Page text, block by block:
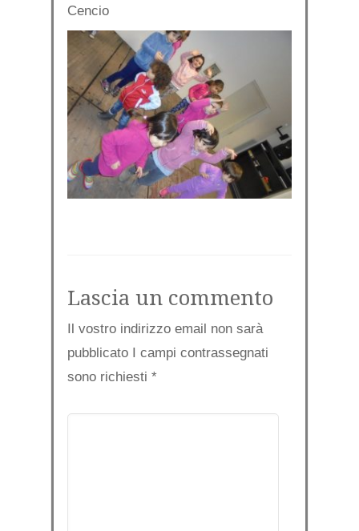
Cencio
Lascia un commento
Il vostro indirizzo email non sarà
pubblicato I campi contrassegnati
sono richiesti *